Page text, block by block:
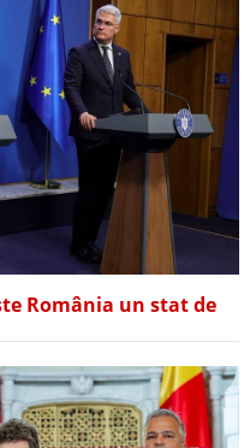
România un stat de